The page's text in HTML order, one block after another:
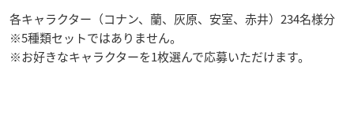
各キャラクター（コナン、蘭、灰原、安室、赤井）234名様分
※5種類セットではありません。
※お好きなキャラクターを1枚選んで応募いただけます。